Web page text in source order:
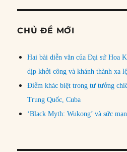
CHỦ ĐỀ MỚI
Hai bài diễn văn của Đại sứ Hoa
dịp khởi công và khánh thành xa
Điểm khác biệt trong tư tưởng
Trung Quốc, Cuba
‘Black Myth: Wukong’ và sức